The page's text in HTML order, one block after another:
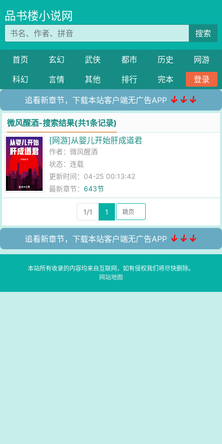
品书楼小说网
搜索
首页 玄幻 武侠 都市 历史
网游
科幻
言情 其他 排行 完本 登录
追看新章节，下载本站客户端无广告APP ↓↓↓
微风醒酒-搜索结果(共1条记录)
[网游]从婴儿开始肝成道君
作者：微风醒酒
状态：连载
更新时间：04-25 00:13:42
最新章节： 643节
1/1 1
追看新章节，下载本站客户端无广告APP ↓↓↓
本站所有收录的内容均来自互联网，如有侵权我们将尽快删除。
网站地图